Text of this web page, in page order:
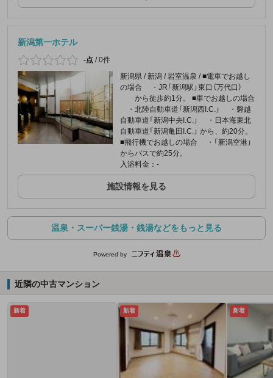
新潟第一ホテル
-点 /0件
新潟県 / 新潟 / 岩室温泉 / ■電車でお越し
の場合 ・JR「新潟駅」東口（万代口）
から徒歩約1分。 ■車でお越しの場合
・北陸自動車道「新潟西I.C.」 ・磐越
自動車道「新潟中央I.C.」 ・日本海東北
自動車道「新潟亀田I.C.」 から、約20分。
■飛行機でお越しの場合 ・「新潟空港」
からバスで約25分。
入浴料金：-
施設情報を見る
温泉・スーパー銭湯・銭湯などをもっと見る
Powered by
近隣の中古マンション
新着 新着 新着